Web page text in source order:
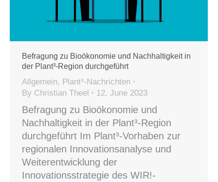
Befragung zu Bioökonomie und Nachhaltigkeit in
der Plant³-Region durchgeführt
Allgemein, Plant³-Nachrichten
By Christian Theel 12. June 2023
Befragung zu Bioökonomie und
Nachhaltigkeit in der Plant³-Region
durchgeführt Im Plant³-Vorhaben zur
regionalen Innovationsanalyse und
Weiterentwicklung der
Innovationsstrategie des WIR!-